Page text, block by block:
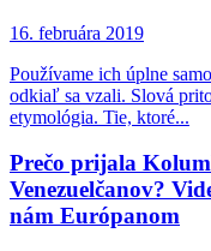
16. februára 2019
Používame ich úplne
odkiaľ sa vzali. Slová
etymológia. Tie, ktoré...
Prečo prijala
Venezuelčanov?
nám Európanom